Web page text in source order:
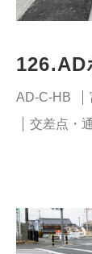
126.AD
AD-C-HB
交差点・